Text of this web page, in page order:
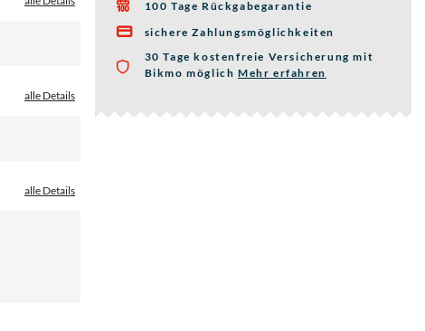
 100 Tage Rückgabegarantie

sichere Zahlungsmöglichkeiten
30 Tage kostenfreie Versicherung mit
Bikmo möglichMehr erfahren
alle Details
alle Details